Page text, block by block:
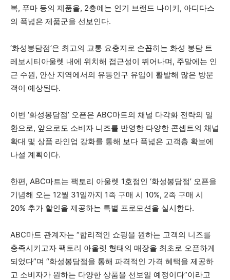
복, 푸마 등의 제품을, 2층에는 인기 브랜드 나이키, 아디다스
의 폭넓은 제품군을 선보인다.
‘화성봉담점’은 최고의 교통 요충지로 손꼽히는 화성 봉담 트
레보시티아울렛 내에 위치해 접근성이 뛰어나며, 주말에는 인
근 수원, 안산 지역에서의 유동인구 유입이 활발해 많은 방문
객이 예상된다.
이번 ‘화성봉담점’ 오픈은 ABC마트의 채널 다각화 전략의 일
환으로, 앞으로도 소비자 니즈를 반영한 다양한 콘셉트의 채널
확대 및 상품 라인업 강화를 통해 보다 폭넓은 고객층 확보에
나설 계획이다.
한편, ABC마트는 팩토리 아울렛 1호점인 ‘화성봉담점’ 오픈을
기념해 오는 12월 31일까지 1족 구매 시 10%, 2족 구매 시
20% 추가 할인을 제공하는 특별 프로모션을 실시한다.
ABC마트 관계자는 “합리적인 쇼핑을 원하는 고객의 니즈를
충족시키고자 팩토리 아울렛 형태의 매장을 최초로 오픈하게
되었다”며 “화성봉담점을 통해 파격적인 가격 혜택을 제공하
고 소비자가 원하는 다양한 상품을 선보일 예정이다”이라고